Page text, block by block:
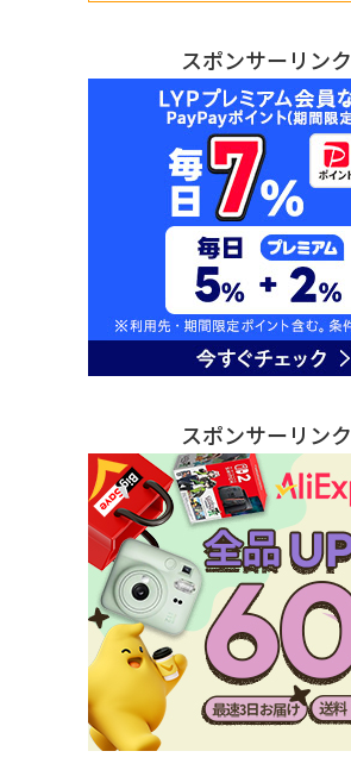
スポンサーリンク
スポンサーリンク